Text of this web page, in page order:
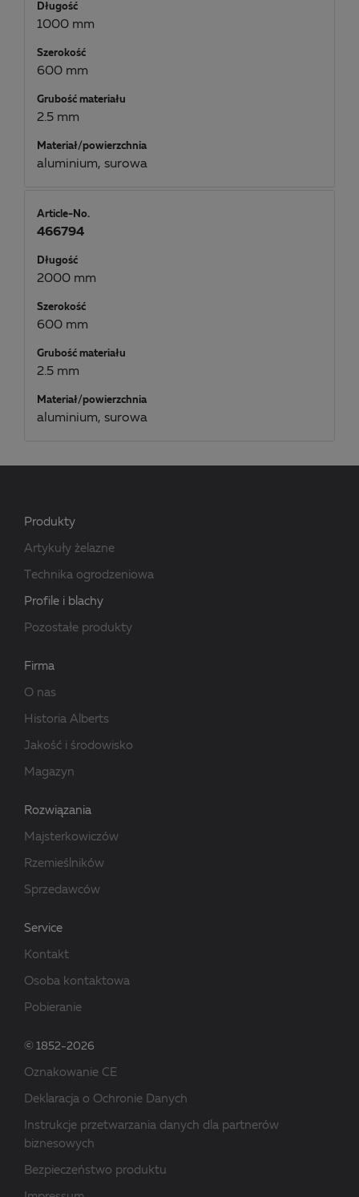
Długość
1000 mm
Szerokość
600 mm
Grubość materiału
2.5 mm
Materiał/powierzchnia
aluminium, surowa
Article-No.
466794
Długość
2000 mm
Szerokość
600 mm
Grubość materiału
2.5 mm
Materiał/powierzchnia
aluminium, surowa
Produkty
Artykuły żelazne
Technika ogrodzeniowa
Profile i blachy
Pozostałe produkty
Firma
O nas
Historia Alberts
Jakość i środowisko
Magazyn
Rozwiązania
Majsterkowiczów
Rzemieślników
Sprzedawców
Service
Kontakt
Osoba kontaktowa
Pobieranie
© 1852-2026
Oznakowanie CE
Deklaracja o Ochronie Danych
Instrukcje przetwarzania danych dla partnerów
biznesowych
Bezpieczeństwo produktu